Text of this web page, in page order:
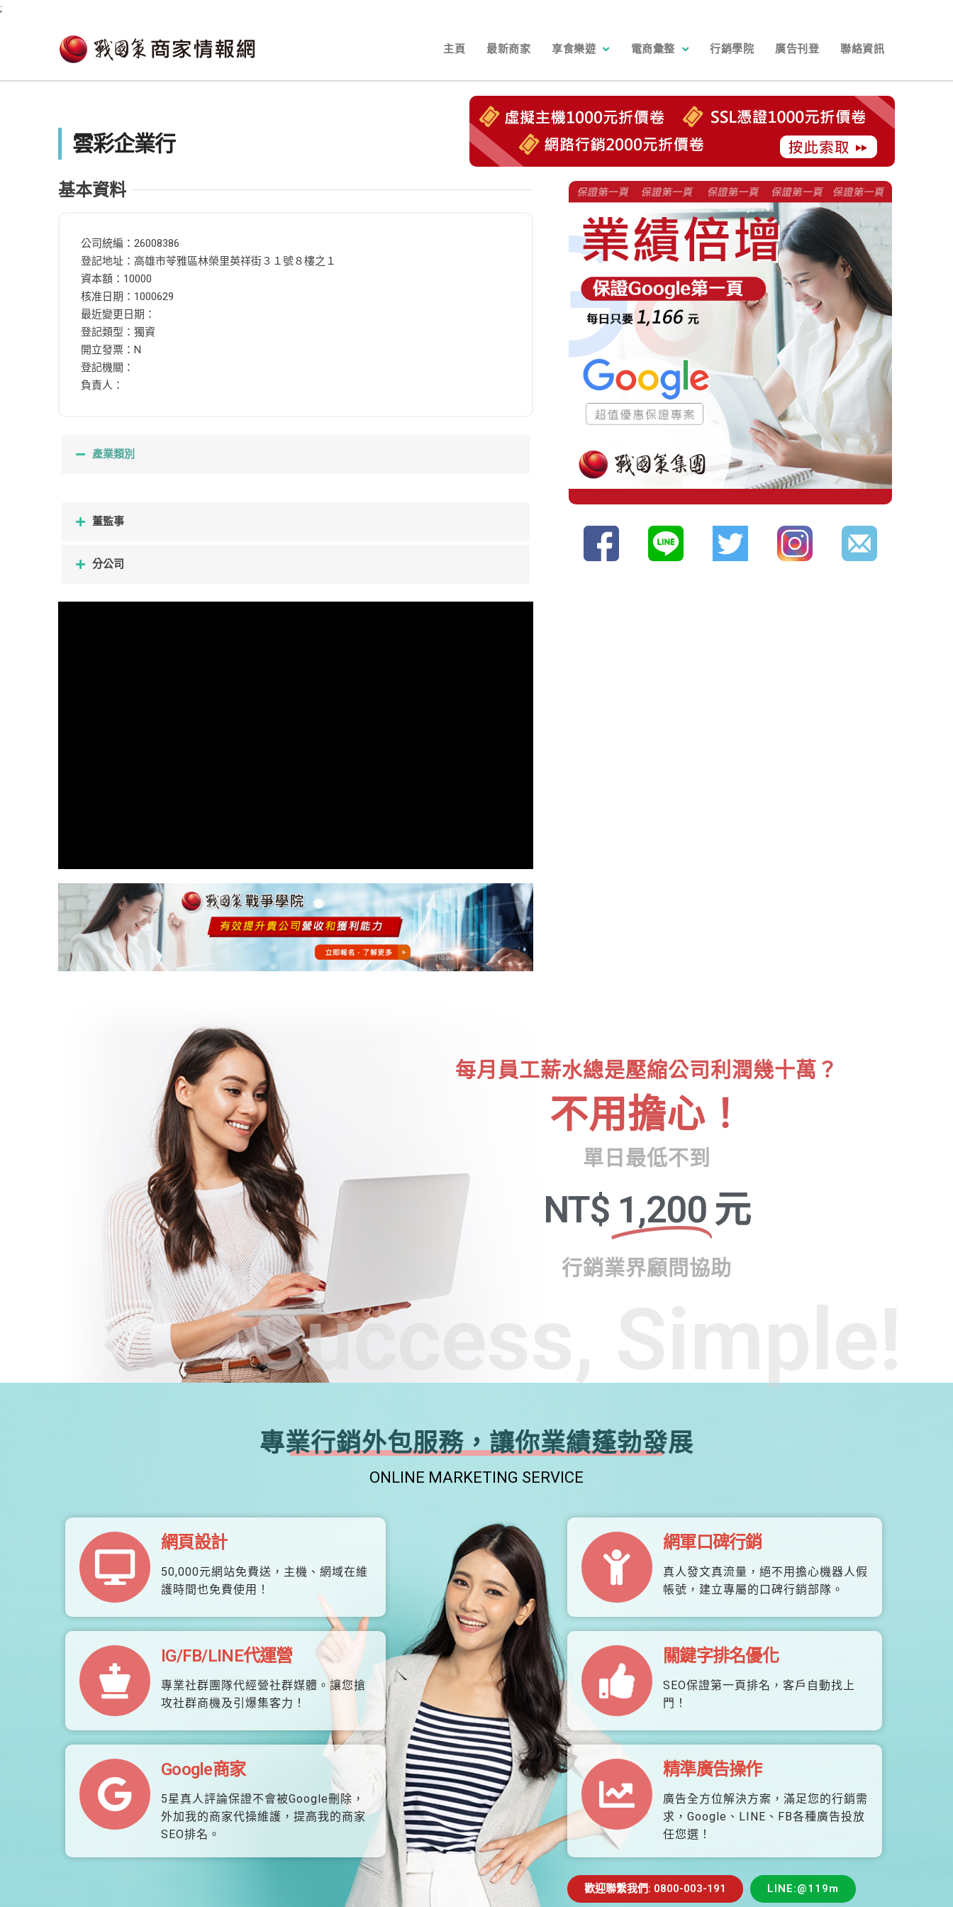
;
主頁 最新商家 享食樂遊 電商彙整 行銷學院 廣告刊登 聯絡資訊
雲彩企業行
基本資料
公司統編：26008386
登記地址：高雄市苓雅區林榮里英祥街３１號８樓之１
資本額：10000
核准日期：1000629
最近變更日期：
登記類型：獨資
開立發票：N
登記機關：
負責人：
產業類別
董監事
分公司
Success, Simple!
每月員工薪水總是壓縮公司利潤幾十萬？
不用擔心！
單日最低不到
NT$ 1,200 元
行銷業界顧問協助
專業行銷外包服務，讓你業績蓬勃發展
ONLINE MARKETING SERVICE
網頁設計
50,000元網站免費送，主機、網域在維
護時間也免費使用！
IG/FB/LINE代運營
專業社群團隊代經營社群媒體。讓您搶
攻社群商機及引爆集客力！
Google商家
5星真人評論保證不會被Google刪除，
外加我的商家代操維護，提高我的商家
SEO排名。
網軍口碑行銷
真人發文真流量，絕不用擔心機器人假
帳號，建立專屬的口碑行銷部隊。
關鍵字排名優化
SEO保證第一頁排名，客戶自動找上
門！
精準廣告操作
廣告全方位解決方案，滿足您的行銷需
求，Google、LINE、FB各種廣告投放
任您選！
歡迎聯繫我們: 0800-003-191 LINE:@119m